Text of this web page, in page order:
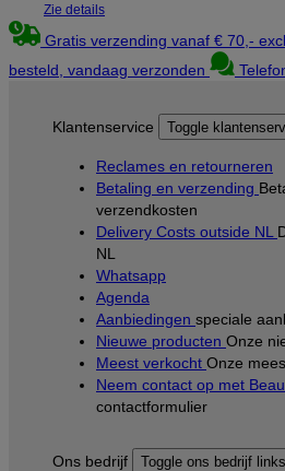
Zie details
Gratis verzending vanaf € 70,-
besteld, vandaag verzonden
Klantenservice Toggle
Reclames en retourneren
Betaling en verzending
verzendkosten
Delivery Costs outside NL
NL
Whatsapp
Agenda
Aanbiedingen speciale
Nieuwe producten Onze
Meest verkocht Onze
Neem contact op met
contactformulier
Ons bedrijf Toggle ons bedrijf links